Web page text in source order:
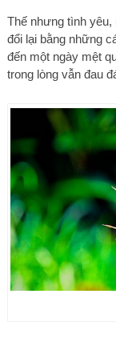
Thế nhưng tình yêu,
đổi lại bằng những
đến một ngày mệt
trong lòng vẫn đau